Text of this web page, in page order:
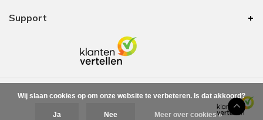
Support
Wij slaan cookies op om onze website te verbeteren. Is dat akkoord?
Ja Nee Meer over cookies »